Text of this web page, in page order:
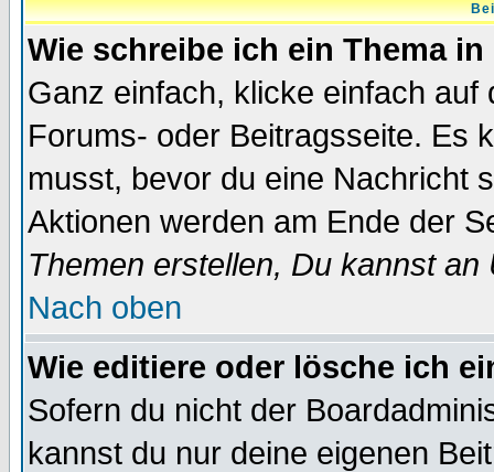
Wie schreibe ich ein Thema
Ganz einfach, klicke einfach
Forums- oder Beitragsseite. Es
musst, bevor du eine Nachricht
Aktionen werden am Ende der
Themen erstellen, Du kannst
Nach oben
Wie editiere oder lösche ich
Sofern du nicht der
kannst du nur deine eigenen